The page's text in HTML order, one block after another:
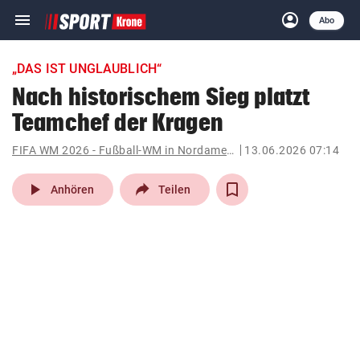
menu Navigation
ein-/ausklappen
account_circle
Anmelden
Abo
close Schließen
account_circle Anmelden
pin_drop
Wien arrow_right
„DAS IST UNGLAUBLICH“
Nach historischem Sieg platzt
Teamchef der Kragen
FIFA WM 2026 - Fußball-WM in Nordamerika 13.06.2026 07:14
play_arrow Anhören Teilen